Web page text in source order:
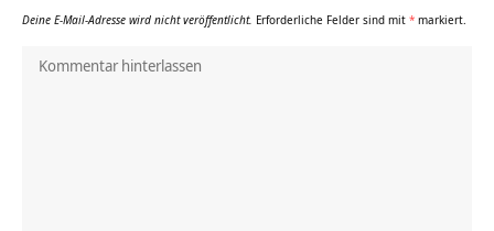
Deine E-Mail-Adresse wird nicht veröffentlicht. Erforderliche Felder sind mit * markiert.